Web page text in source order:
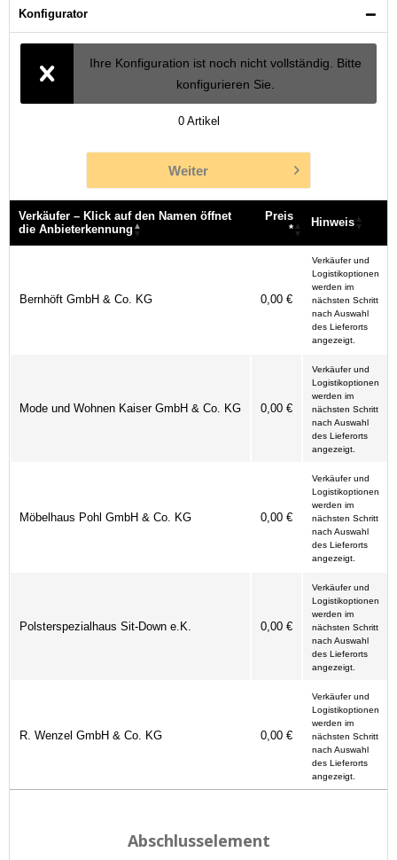
Konfigurator
Ihre Konfiguration ist noch nicht vollständig. Bitte
konfigurieren Sie.
0 Artikel
Weiter
Verkäufer – Klick auf den Namen öffnet
die Anbieterkennung
Preis
*
Hinweis
Bernhöft GmbH & Co. KG 0,00 €
Verkäufer und
Logistikoptionen
werden im
nächsten Schritt
nach Auswahl
des Lieferorts
angezeigt.
Mode und Wohnen Kaiser GmbH & Co. KG 0,00 €
Verkäufer und
Logistikoptionen
werden im
nächsten Schritt
nach Auswahl
des Lieferorts
angezeigt.
Möbelhaus Pohl GmbH & Co. KG 0,00 €
Verkäufer und
Logistikoptionen
werden im
nächsten Schritt
nach Auswahl
des Lieferorts
angezeigt.
Polsterspezialhaus Sit-Down e.K. 0,00 €
Verkäufer und
Logistikoptionen
werden im
nächsten Schritt
nach Auswahl
des Lieferorts
angezeigt.
R. Wenzel GmbH & Co. KG 0,00 €
Verkäufer und
Logistikoptionen
werden im
nächsten Schritt
nach Auswahl
des Lieferorts
angezeigt.